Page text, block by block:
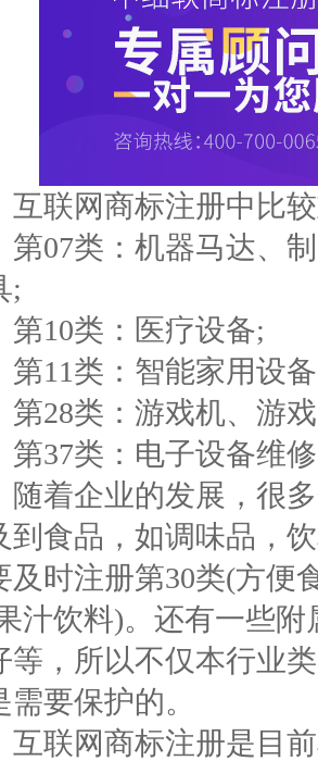
网商标注册中比较
类：机器马达、制
;
类：医疗设备;
类：智能家用设
类：游戏机、游戏
类：电子设备维
企业的发展，很多
到食品，如调味品，
及时注册第30类(方便
汁饮料)。还有一些
等，所以不仅本行业
需要保护的。
网商标注册是目前